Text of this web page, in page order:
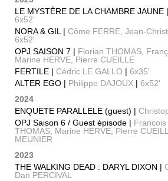
LE MYSTÈRE DE LA CHAMBRE JAUNE |
6x52’
NORA & GIL | Côme FERRE, Jean-
6x52'
OPJ SAISON 7 | Florian THOMAS,
Marine HERVE, Pierre CUEILLE
FERTILE | Cédric LE GALLO | 6x35'
ALTER EGO | Philippe DAJOUX | 6x52'
2024
ENQUETE PARALLELE (guest) |
OPJ Saison 6 / Guest épisode | Francois
THOMAS, Marine HERVE, Pierre
MEUNIER
2023
THE WALKING DEAD : DARYL DIXON |
Dan PERCIVAL